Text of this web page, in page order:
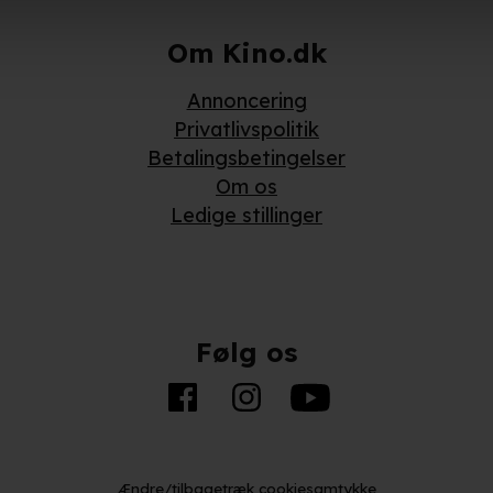
om din placering, der kan være nøjagtig inden for få meter
på en scanning af dens unikke karakteristika (fingerprinting)
tilbage eller ændre indstillinger fra vores
og behandling af dine personoplysninger i både vores
Om Kino.dk
Annoncering
Privatlivspolitik
Betalingsbetingelser
Om os
Ledige stillinger
Følg os
Ændre/tilbagetræk cookiesamtykke